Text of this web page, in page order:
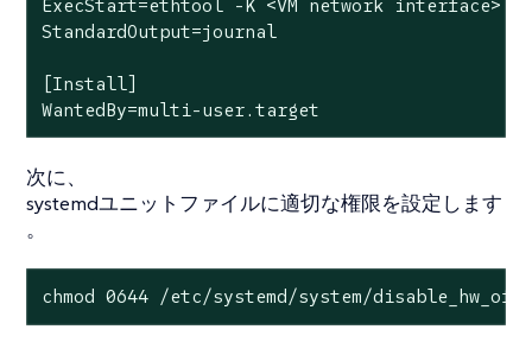
ExecStart=ethtool -K <VM network interface>
StandardOutput=journal
[Install]
WantedBy=multi-user.target
次に、
systemdユニットファイルに適切な権限を設定します
。
chmod 0644 /etc/systemd/system/